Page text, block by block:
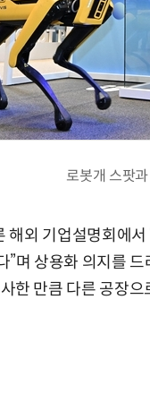
로봇개 스팟
해외 기업설명회에
며 상용화 의지를
한 만큼 다른 공장